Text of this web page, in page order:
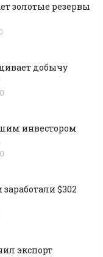
золотые резервы
добычу
0
инвестором
0
$302
экспорт